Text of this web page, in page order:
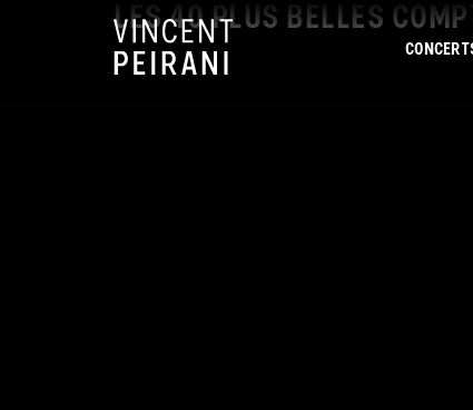
LES 40 PLUS BELLES